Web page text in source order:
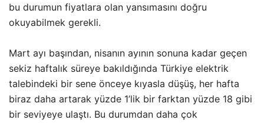
bu durumun fiyatlara olan yansımasını doğru
okuyabilmek gerekli.
Mart ayı başından, nisanın ayının sonuna kadar geçen
sekiz haftalık süreye bakıldığında Türkiye elektrik
talebindeki bir sene önceye kıyasla düşüş, her hafta
biraz daha artarak yüzde 1’lik bir farktan yüzde 18 gibi
bir seviyeye ulaştı. Bu durumdan daha çok